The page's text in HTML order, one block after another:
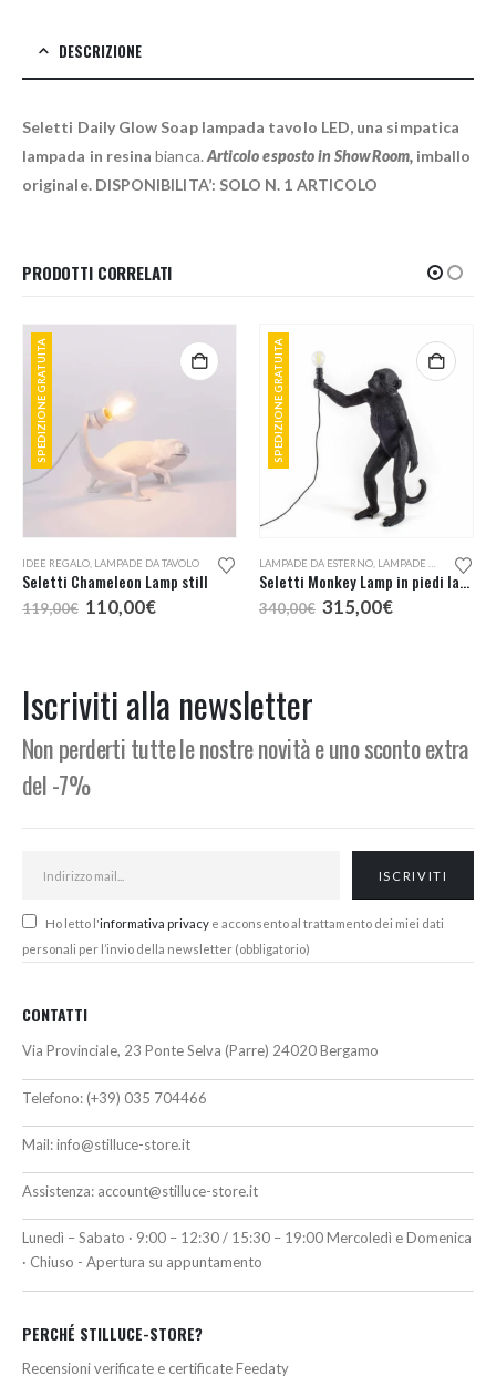
DESCRIZIONE
Seletti Daily Glow Soap lampada tavolo LED, una simpatica
lampada in resinabianca. Articolo esposto in ShowRoom,imballo
originale. DISPONIBILITA’: SOLO N. 1 ARTICOLO
PRODOTTI CORRELATI
SPEDIZIONE GRATUITA
IDEE REGALO LAMPADE DA TAVOLO
Seletti Chameleon Lamp still
119,00€ Il
prezzo
110,00€Il
SPEDIZIONE GRATUITA
LAMPADE DA ESTERNO LAMPADE DA TAVOLO
Seletti Monkey Lamp in piedi lampada da esterno
340,00€ Il
prezzo
315,00€Il
Iscriviti alla newsletter
Non perderti tutte le nostre novità e uno sconto extra
del -7%
Ho letto l'informativa privacy e acconsento al trattamento dei miei dati
personali per l’invio della newsletter (obbligatorio)
CONTATTI
Via Provinciale, 23 Ponte Selva (Parre) 24020 Bergamo
Telefono: (+39) 035 704466
Mail:info@stilluce-store.it
Assistenza: account@stilluce-store.it
Lunedì – Sabato · 9:00 – 12:30 / 15:30 – 19:00 Mercoledì e Domenica
· Chiuso - Apertura su appuntamento
PERCHÉ STILLUCE-STORE?
Recensioni verificate e certificate Feedaty